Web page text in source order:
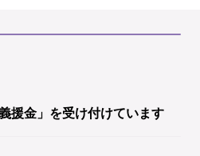
援金」を受け付けています